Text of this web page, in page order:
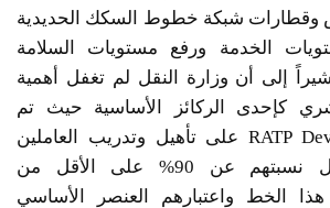
وقطارات شبكة خطوط السكك الحديدية
الخدمة ورفع مستويات السلامة
إلى أن وزارة النقل لم تغفل أهمية
كإحدى الركائز الأساسية حيث تم
الاتفاق مع شركة RATP Dev على تأهيل وتدريب العاملين
المصريين وألا تقل نسبتهم عن 90% على الأقل من
هذا الخط واعتبارهم العنصر الأساسي